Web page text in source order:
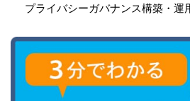
プライバシーガバナンス構築・運